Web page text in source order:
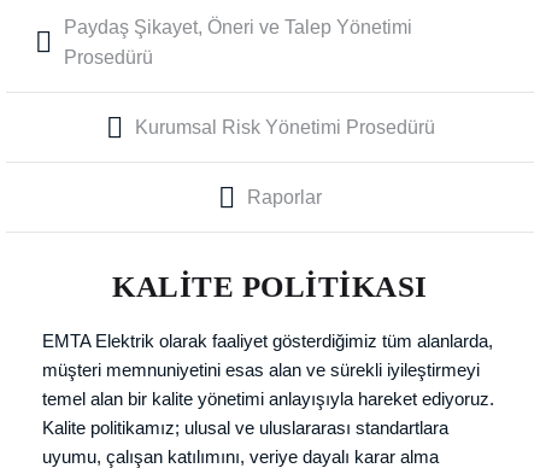
Paydaş Şikayet, Öneri ve Talep Yönetimi
Prosedürü
Kurumsal Risk Yönetimi Prosedürü
Raporlar
KALİTE POLİTİKASI
EMTA Elektrik olarak faaliyet gösterdiğimiz tüm alanlarda,
müşteri memnuniyetini esas alan ve sürekli iyileştirmeyi
temel alan bir kalite yönetimi anlayışıyla hareket ediyoruz.
Kalite politikamız; ulusal ve uluslararası standartlara
uyumu, çalışan katılımını, veriye dayalı karar alma